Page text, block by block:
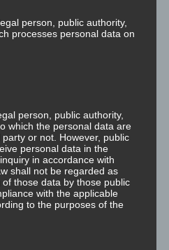
der
person, public authority,
processes personal data on
person, public authority,
which the personal data are
or not. However, public
personal data in the
in accordance with
shall not be regarded as
those data by those public
with the applicable
to the purposes of the